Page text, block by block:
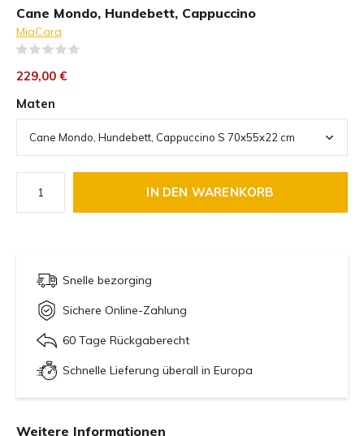
Cane Mondo, Hundebett, Cappuccino
MiaCara
229,00 €
Maten
IN DEN WARENKORB
Snelle bezorging
Sichere Online-Zahlung
60 Tage Rückgaberecht
Schnelle Lieferung überall in Europa
Weitere Informationen